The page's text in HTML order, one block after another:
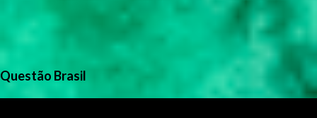
Questão Brasil